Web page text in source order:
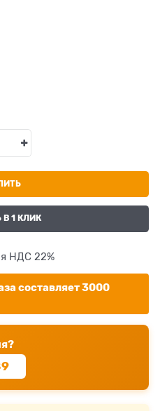
В 1 КЛИК
НДС 22%
составляет 3000